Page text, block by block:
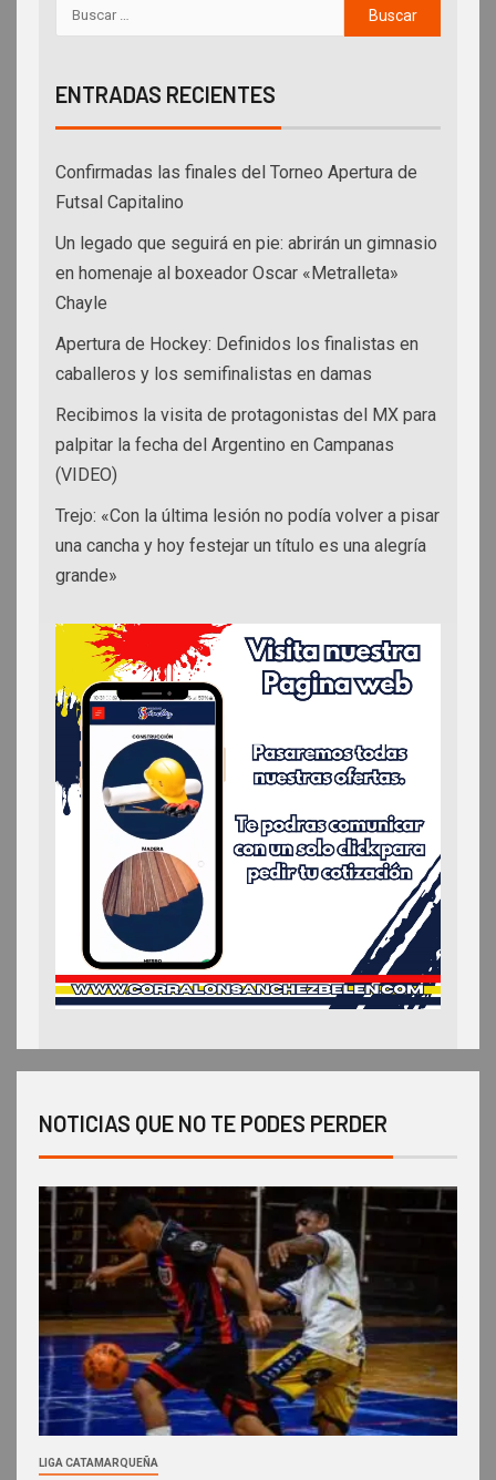
ENTRADAS RECIENTES
Confirmadas las finales del Torneo Apertura de
Futsal Capitalino
Un legado que seguirá en pie: abrirán un gimnasio
en homenaje al boxeador Oscar «Metralleta»
Chayle
Apertura de Hockey: Definidos los finalistas en
caballeros y los semifinalistas en damas
Recibimos la visita de protagonistas del MX para
palpitar la fecha del Argentino en Campanas
(VIDEO)
Trejo: «Con la última lesión no podía volver a pisar
una cancha y hoy festejar un título es una alegría
grande»
NOTICIAS QUE NO TE PODES PERDER
LIGA CATAMARQUEÑA